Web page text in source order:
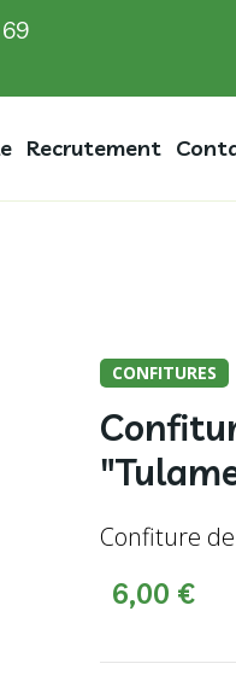
Recrutement
CONFITURES
Confiture
6,00 €